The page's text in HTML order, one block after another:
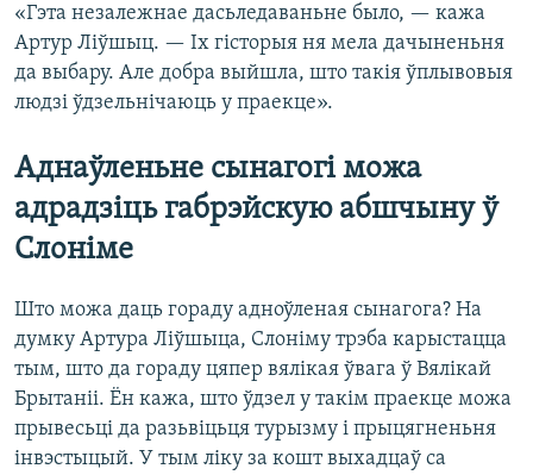
«Гэта незалежнае дасьледаваньне было, — кажа
Артур Ліўшыц. — Іх гісторыя ня мела дачыненьня
да выбару. Але добра выйшла, што такія ўплывовыя
людзі ўдзельнічаюць у праекце».
Аднаўленьне сынагогі можа
адрадзіць габрэйскую абшчыну ў
Слоніме
Што можа даць гораду адноўленая сынагога? На
думку Артура Ліўшыца, Слоніму трэба карыстацца
тым, што да гораду цяпер вялікая ўвага ў Вялікай
Брытаніі. Ён кажа, што ўдзел у такім праекце можа
прывесьці да разьвіцьця турызму і прыцягненьня
інвэстыцый. У тым ліку за кошт выхадцаў са